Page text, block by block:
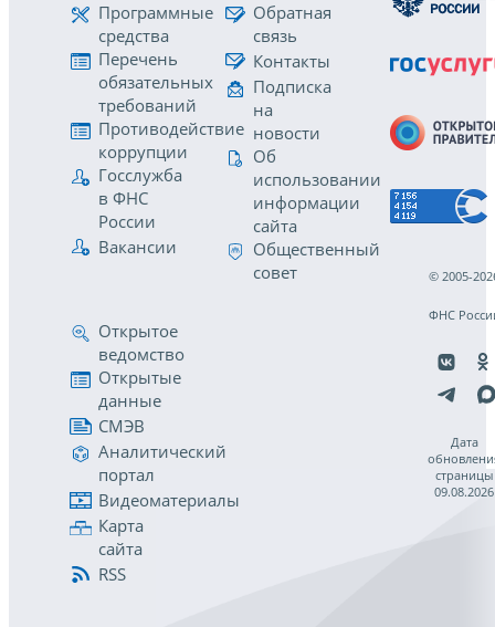
Программные
средства
Перечень
обязательных
требований
Противодействие
коррупции
Госслужба
в ФНС
России
Вакансии
Обратная
связь
Контакты
Подписка
на
новости
Об
использовании
информации
сайта
Общественный
совет
Открытое
ведомство
Открытые
данные
СМЭВ
Аналитический
портал
Видеоматериалы
Карта
сайта
RSS
© 2005-
ФНС
Дата
страницы
09.08.2026